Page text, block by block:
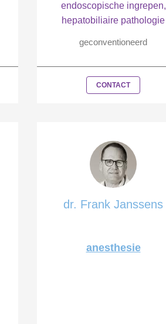
endoscopische ingrepen,
hepatobiliaire pathologie
geconventioneerd
CONTACT
dr. Frank Janssens
anesthesie